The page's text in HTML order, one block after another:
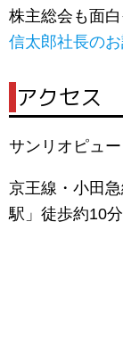
株主総会も面
信太郎社長の
アクセス
サンリオピュ
京王線・小田
駅」徒歩約10分